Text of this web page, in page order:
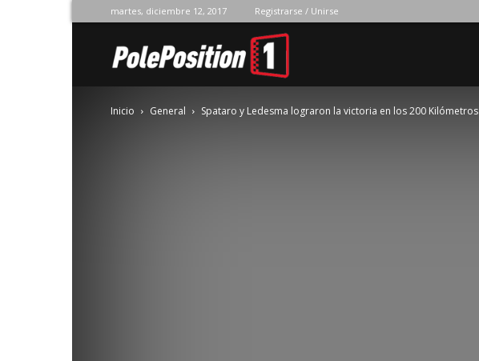
martes, diciembre 12, 2017 Registrarse / Unirse
Position
Inicio General Spataro y Ledesma lograron la victoria en los 200 Kilómetros